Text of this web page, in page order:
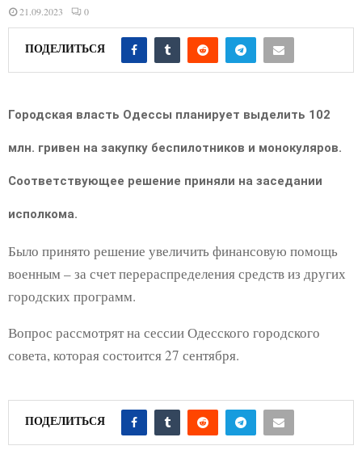
21.09.2023 0
ПОДЕЛИТЬСЯ
Городская власть Одессы планирует выделить 102
млн. гривен на закупку беспилотников и монокуляров.
Соответствующее решение приняли на заседании
исполкома.
Было принято решение увеличить финансовую помощь
военным – за счет перераспределения средств из других
городских программ.
Вопрос рассмотрят на сессии Одесского городского
совета, которая состоится 27 сентября.
ПОДЕЛИТЬСЯ